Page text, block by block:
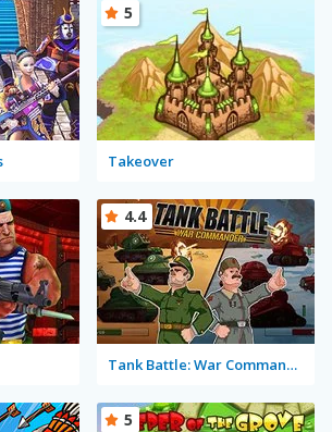
Takeover
5
Tank Battle: War Commander
4.4
5